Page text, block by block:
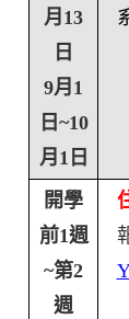
月 13
日
9月 1
日 ~10
月 1 日
開學
前1週
~第2
週